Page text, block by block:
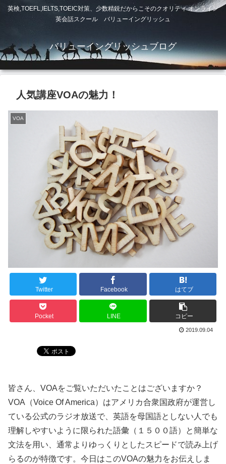
英検,TOEFL,IELTS,TOEIC対策、少数精鋭だからこそのクオリティ オンライン
英会話スクール バリューイングリッシュ
バリューイングリッシュブログ
人気講座VOAの魅力！
VOA
Twitter Facebook はてブ
Pocket LINE コピー
2019.09.04
皆さん、VOAをご覧いただいたことはございますか？
VOA（Voice Of America）はアメリカ合衆国政府が運営し
ている公式のラジオ放送で、英語を母国語としない人でも
理解しやすいように限られた語彙（１５００語）と簡単な
文法を用い、通常よりゆっくりとしたスピードで読み上げ
らるのが特徴です。今日はこのVOAの魅力をお伝えしま